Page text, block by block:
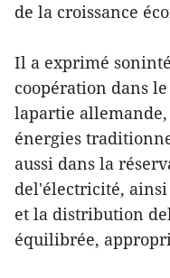
de la croissance
Il a exprimé
coopération dans
lapartie
énergies
aussi dans la
del'électricité,
et la distribution
équilibrée,